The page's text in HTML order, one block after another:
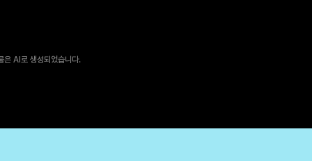
은 AI로 생성되었습니다.